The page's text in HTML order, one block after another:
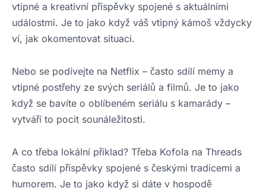
vtipné a kreativní příspěvky spojené s aktuálními
událostmi. Je to jako když váš vtipný kámoš vždycky
ví, jak okomentovat situaci.
Nebo se podívejte na Netflix – často sdílí memy a
vtipné postřehy ze svých seriálů a filmů. Je to jako
když se bavíte o oblíbeném seriálu s kamarády –
vytváří to pocit sounáležitosti.
A co třeba lokální příklad? Třeba Kofola na Threads
často sdílí příspěvky spojené s českými tradicemi a
humorem. Je to jako když si dáte v hospodě